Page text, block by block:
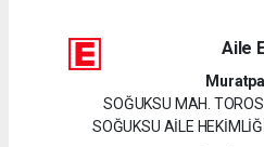
Aile
SOĞUKSU MAH.
SOĞUKSU AİLE